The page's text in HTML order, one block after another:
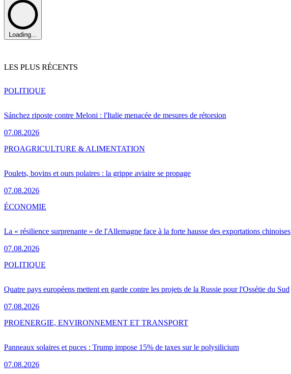
Loading...
LES PLUS RÉCENTS
Sánchez riposte contre Meloni : l'Italie menacée de mesures de rétorsion
07.08.2026
POLITIQUE
Poulets, bovins et ours polaires : la grippe aviaire se propage
07.08.2026
PROAGRICULTURE & ALIMENTATION
La « résilience surprenante » de l'Allemagne face à la forte hausse des exportations chinoises
07.08.2026
ÉCONOMIE
Quatre pays européens mettent en garde contre les projets de la Russie pour l'Ossétie du Sud
07.08.2026
POLITIQUE
Panneaux solaires et puces : Trump impose 15% de taxes sur le polysilicium
07.08.2026
PROENERGIE, ENVIRONNEMENT ET TRANSPORT